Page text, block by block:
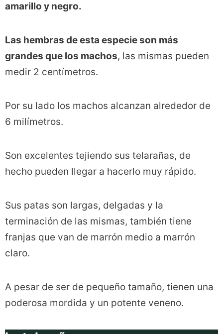
amarillo y negro.
Las hembras de esta especie son más
grandes que los machos, las mismas pueden
medir 2 centímetros.
Por su lado los machos alcanzan alrededor de
6 milímetros.
Son excelentes tejiendo sus telarañas, de
hecho pueden llegar a hacerlo muy rápido.
Sus patas son largas, delgadas y la
terminación de las mismas, también tiene
franjas que van de marrón medio a marrón
claro.
A pesar de ser de pequeño tamaño, tienen una
poderosa mordida y un potente veneno.